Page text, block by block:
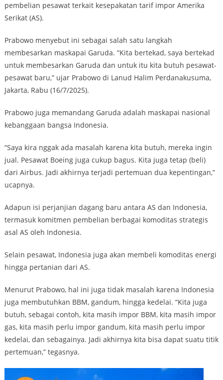
pembelian pesawat terkait kesepakatan tarif impor Amerika
Serikat (AS).
Prabowo menyebut ini sebagai salah satu langkah
membesarkan maskapai Garuda. “Kita bertekad, saya bertekad
untuk membesarkan Garuda dan untuk itu kita butuh pesawat-
pesawat baru,” ujar Prabowo di Lanud Halim Perdanakusuma,
Jakarta, Rabu (16/7/2025).
Prabowo juga memandang Garuda adalah maskapai nasional
kebanggaan bangsa Indonesia.
“Saya kira nggak ada masalah karena kita butuh, mereka ingin
jual. Pesawat Boeing juga cukup bagus. Kita juga tetap (beli)
dari Airbus. Jadi akhirnya terjadi pertemuan dua kepentingan,”
ucapnya.
Adapun isi perjanjian dagang baru antara AS dan Indonesia,
termasuk komitmen pembelian berbagai komoditas strategis
asal AS oleh Indonesia.
Selain pesawat, Indonesia juga akan membeli komoditas energi
hingga pertanian dari AS.
Menurut Prabowo, hal ini juga tidak masalah karena Indonesia
juga membutuhkan BBM, gandum, hingga kedelai. “Kita juga
butuh, sebagai contoh, kita masih impor BBM, kita masih impor
gas, kita masih perlu impor gandum, kita masih perlu impor
kedelai, dan sebagainya. Jadi akhirnya kita bisa dapat suatu titik
pertemuan,” tegasnya.